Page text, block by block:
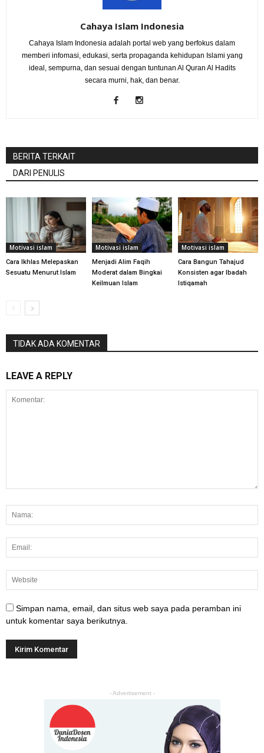
Cahaya Islam Indonesia
Cahaya Islam Indonesia adalah portal web yang berfokus dalam
memberi infomasi, edukasi, serta propaganda kehidupan Islami yang
ideal, sempurna, dan sesuai dengan tuntunan Al Quran Al Hadits
secara murni, hak, dan benar.
BERITA TERKAIT
DARI PENULIS
Motivasi islam
Cara Ikhlas Melepaskan
Sesuatu Menurut Islam
Motivasi islam
Menjadi Alim Faqih
Moderat dalam Bingkai
Keilmuan Islam
Motivasi islam
Cara Bangun Tahajud
Konsisten agar Ibadah
Istiqamah
TIDAK ADA KOMENTAR
LEAVE A REPLY
Simpan nama, email, dan situs web saya pada peramban ini
untuk komentar saya berikutnya.
- Advertisement -